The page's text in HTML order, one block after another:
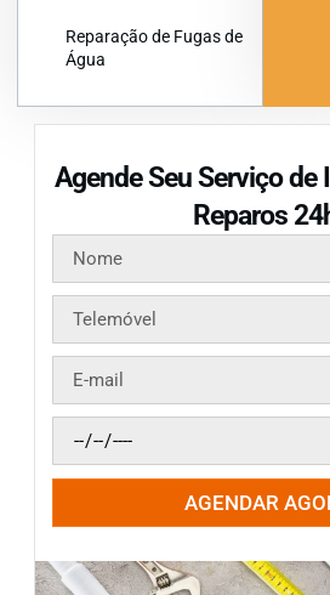
Reparação de Fugas de
Água
Agende Seu Serviço de
Reparos
AGENDAR